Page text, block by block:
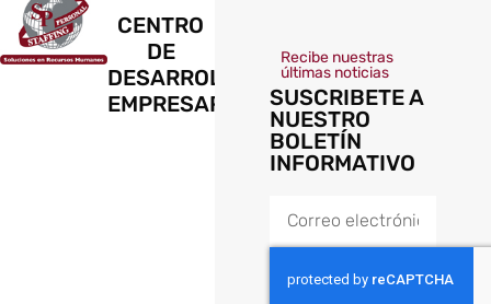
CENTRO
DE
DESARROLLO
EMPRESARIAL
Recibe nuestras
últimas noticias
SUSCRIBETE A
NUESTRO
BOLETÍN
INFORMATIVO